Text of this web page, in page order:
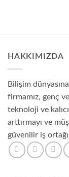
HAKKIMIZDA
Bilişim
firmamız, genç
teknoloji ve
arttırmayı ve
güvenilir iş